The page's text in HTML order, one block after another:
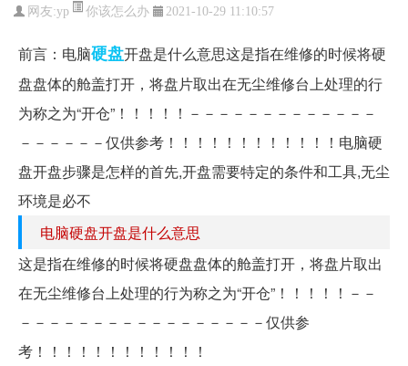
网友:yp 你该怎么办 2021-10-29 11:10:57
前言：电脑硬盘开盘是什么意思这是指在维修的时候将硬
盘盘体的舱盖打开，将盘片取出在无尘维修台上处理的行
为称之为“开仓”！！！！！－－－－－－－－－－－－－
－－－－－－仅供参考！！！！！！！！！！！！电脑硬
盘开盘步骤是怎样的首先,开盘需要特定的条件和工具,无尘
环境是必不
电脑硬盘开盘是什么意思
这是指在维修的时候将硬盘盘体的舱盖打开，将盘片取出
在无尘维修台上处理的行为称之为“开仓”！！！！！－－
－－－－－－－－－－－－－－－－－仅供参
考！！！！！！！！！！！！